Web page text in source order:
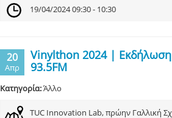
19/04/2024 09:30 - 10:30
20
Απρ
Vinylthon 2024 |
93.5FM
Κατηγορία:Άλλο
TUC Innovation Lab, πρώην Γαλλική